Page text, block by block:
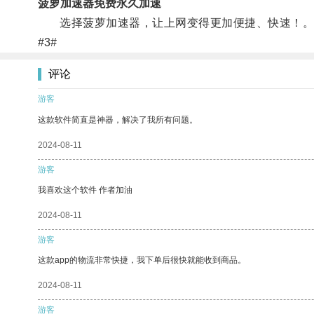
菠萝加速器免费永久加速
选择菠萝加速器，让上网变得更加便捷、快速！。
#3#
评论
游客
这款软件简直是神器，解决了我所有问题。
2024-08-11
游客
我喜欢这个软件 作者加油
2024-08-11
游客
这款app的物流非常快捷，我下单后很快就能收到商品。
2024-08-11
游客